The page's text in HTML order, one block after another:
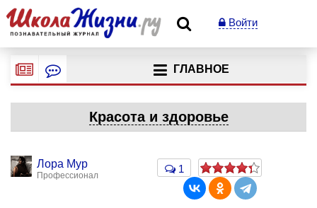
Войти
ГЛАВНОЕ
Красота и здоровье
Лора Мур
Профессионал
1